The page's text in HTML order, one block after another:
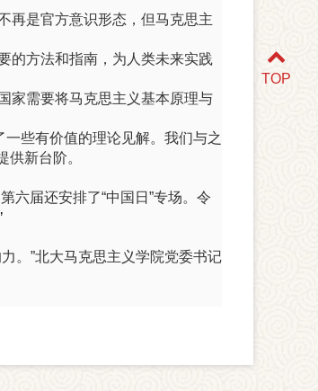
再是官方意识形态，但马克思主
的方法和指南，为人类未来实践
家需要将马克思主义基本原理与
些有价值的理论见解。我们与之
供新台阶。
六届还安排了“中国日”专场。令
。”北大马克思主义学院党委书记
TOP